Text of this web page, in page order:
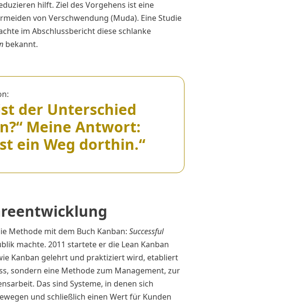
hilft. Ziel des Vorgehens ist eine
von Verschwendung (Muda). Eine Studie
im Abschlussbericht diese schlanke
bekannt.
der Unterschied
Meine Antwort:
ein Weg dorthin.“
Methode mit dem Buch Kanban: Successful
machte. 2011 startete er die Lean Kanban
Kanban gelehrt und praktiziert wird, etabliert
sondern eine Methode zum Management, zur
Das sind Systeme, in denen sich
und schließlich einen Wert für Kunden